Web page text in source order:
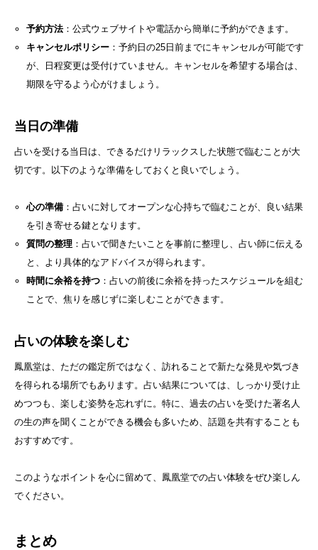
予約方法：公式ウェブサイトや電話から簡単に予約ができます。
キャンセルポリシー：予約日の25日前までにキャンセルが可能です
が、日程変更は受付けていません。キャンセルを希望する場合は、
期限を守るよう心がけましょう。
当日の準備
占いを受ける当日は、できるだけリラックスした状態で臨むことが大
切です。以下のような準備をしておくと良いでしょう。
心の準備：占いに対してオープンな心持ちで臨むことが、良い結果
を引き寄せる鍵となります。
質問の整理：占いで聞きたいことを事前に整理し、占い師に伝える
と、より具体的なアドバイスが得られます。
時間に余裕を持つ：占いの前後に余裕を持ったスケジュールを組む
ことで、焦りを感じずに楽しむことができます。
占いの体験を楽しむ
鳳凰堂は、ただの鑑定所ではなく、訪れることで新たな発見や気づき
を得られる場所でもあります。占い結果については、しっかり受け止
めつつも、楽しむ姿勢を忘れずに。特に、過去の占いを受けた著名人
の生の声を聞くことができる機会も多いため、話題を共有することも
おすすめです。
このようなポイントを心に留めて、鳳凰堂での占い体験をぜひ楽しん
でください。
まとめ